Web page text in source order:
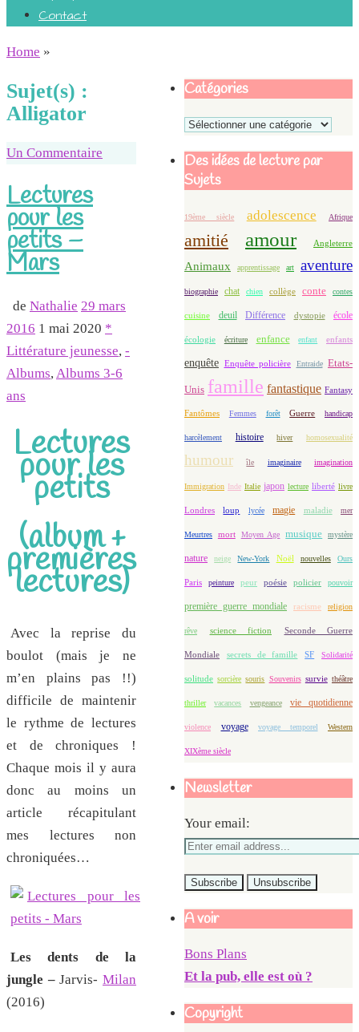
Contact
Home »
Sujet(s) :
Alligator
Un Commentaire
Lectures
pour les
petits –
Mars
de Nathalie 29 mars
2016 1 mai 2020 *
Littérature jeunesse, -
Albums,Albums 3-6
ans
Lectures
pour les
petits
(album +
premières
lectures)
Avec la reprise du
boulot (mais je ne
m’en plains pas !!)
difficile de maintenir
le rythme de lectures
et de chroniques !
Chaque mois il y aura
donc au moins un
article récapitulant
mes lectures non
chroniquées…
Les dents de la
jungle –Jarvis-Milan
(2016)
Catégories
Catégories
Des idées de lecture par
Sujets
19ème siècle adolescence Afrique
amitié amour Angleterre
Animaux apprentissage art aventure
biographie chat chien collège conte contes
cuisine deuil Différence dystopie école
écologie écriture enfance enfant enfants
enquête Enquête policière Entraide Etats-
Unis famille fantastique Fantasy
Fantômes Femmes forêt Guerre handicap
harcèlement histoire hiver homosexualité
humour île imaginaire imagination
Immigration Inde Italie japon lecture liberté livre
Londres loup lycée magie maladie mer
Meurtres mort Moyen Age musique mystère
nature neige New-York Noël nouvelles Ours
Paris peinture peur poésie policier pouvoir
première guerre mondiale racisme religion
rêve science fiction Seconde Guerre
Mondiale secrets de famille SF Solidarité
solitude sorcière souris Souvenirs survie théâtre
thriller vacances vengeance vie quotidienne
violence voyage voyage temporel Western
XIXème siècle
Newsletter
Your email:
A voir
Bons Plans
Et la pub, elle est où ?
Copyright